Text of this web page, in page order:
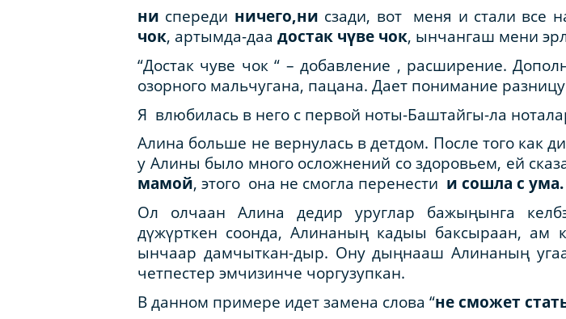
ни спереди ничего,ни сзади, вот меня и стали все
чок, артымда-даа достак чүве чок, ынчангаш мени
“Достак чуве чок “ – добавление , расширение.
озорного мальчугана, пацана. Дает понимание
Я влюбилась в него с первой ноты-Баштайгы-ла
Алина больше не вернулась в детдом. После того как
у Алины было много осложнений со здоровьем, ей
мамой, этого она не смогла перенести и сошла с ума.
Ол олчаан Алина дедир уруглар бажыңынга
дүжүрткен соонда, Алинаның кадыы баксыраан, ам
ынчаар дамчыткан-дыр. Ону дыңнааш Алинаның
четпестер эмчизинче чоргузупкан.
В данном примере идет замена слова “не сможет